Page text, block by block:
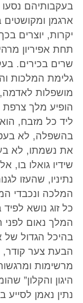
בעקבותיהם נסעו
ארגמן
יקרות, יוצרים
תחת אפיריון
שרים בכירים.
גלימת המלכות
מושפלות לאדמה,
הופיע מלך
ליד כל מזבח,
בהשפלה, לא
את נשמתו, לא
שידיו גואלו
נתיניו, שהעזו
המלכה ונכבדי
כל זוג נושא
המלך נאום
בהיכל הגדול של
הבעת צער קודר,
מרשימות
היגון והקלון”
נתין נאמן